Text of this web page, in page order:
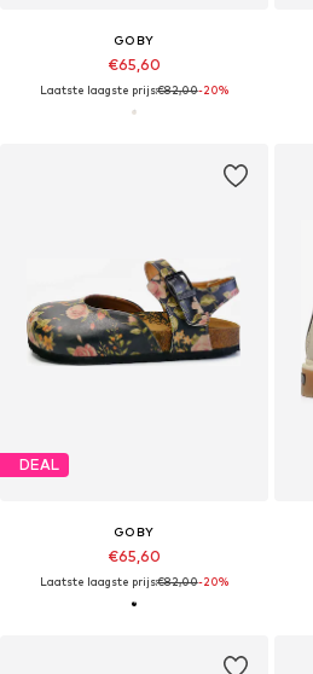
GOBY
€65,60
Laatste laagste prijs:€82,00-20%
DEAL
GOBY
€65,60
Laatste laagste prijs:€82,00-20%